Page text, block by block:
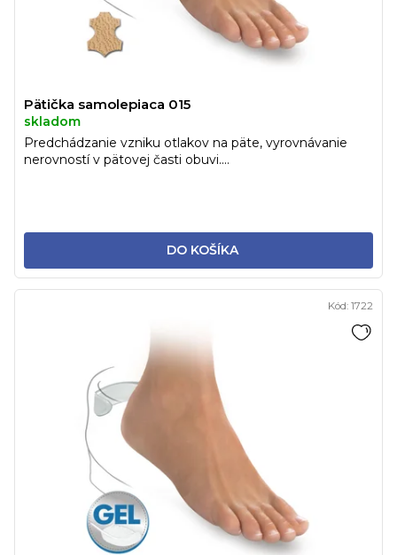
Pätička samolepiaca 015
skladom
DO KOŠÍKA
Predchádzanie vzniku otlakov na päte, vyrovnávanie
nerovností v pätovej časti obuvi....
Kód: 1722